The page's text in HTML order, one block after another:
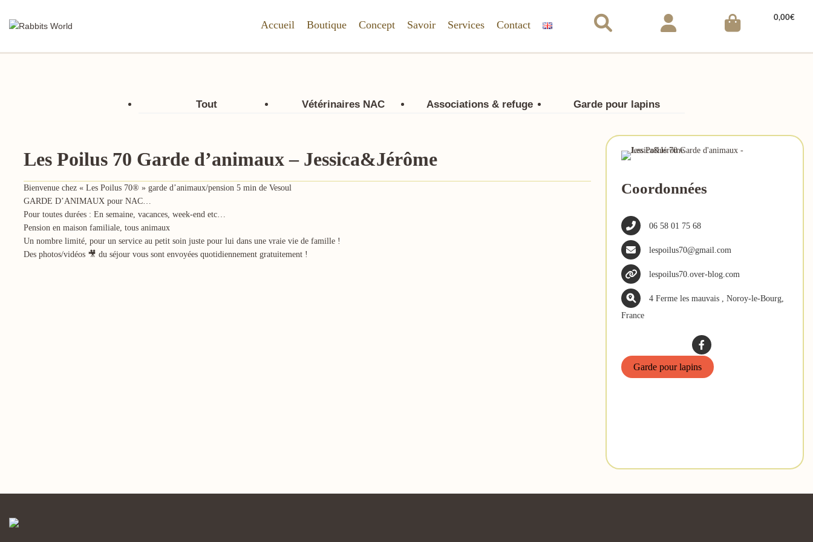
Accueil Boutique Concept Savoir Services Contact
0,00€
Tout Vétérinaires NAC Associations & refuge Garde pour lapins
Les Poilus 70 Garde d’animaux – Jessica&Jérôme
Bienvenue chez « Les Poilus 70® » garde d’animaux/pension 5 min de Vesoul
GARDE D’ANIMAUX pour NAC…
Pour toutes durées : En semaine, vacances, week-end etc…
Pension en maison familiale, tous animaux
Un nombre limité, pour un service au petit soin juste pour lui dans une vraie vie de famille !
Des photos/vidéos 🎥 du séjour vous sont envoyées quotidiennement gratuitement !
Coordonnées
06 58 01 75 68
lespoilus70@gmail.com
lespoilus70.over-blog.com
4 Ferme les mauvais , Noroy-le-Bourg,
France
Garde pour lapins